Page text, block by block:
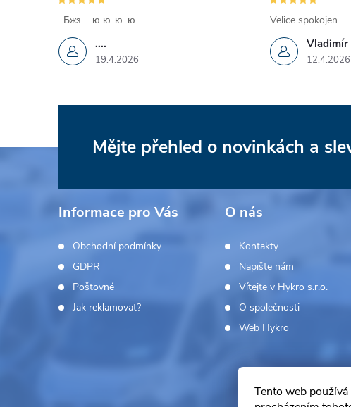
Tento web
....
19.4.2026
. Бжз. . .ю ю..ю .ю..
Vladimír
12.4.2026
Velice spokojen
Z
t
Mějte přehled o novinkách a
Informace pro Vás
Obchodní podmínky
GDPR
Poštovné
Jak reklamovat?
O nás
Kontakty
Napište nám
Vítejte v Hykro s.r.o.
O společnosti
Web Hykro